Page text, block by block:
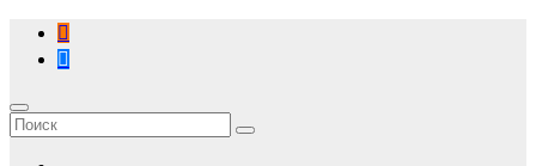
Перейти
содержимому